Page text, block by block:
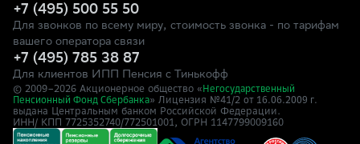
+7 (495) 500 55 50
Для звонков по всему миру, стоимость звонка - по тарифам
вашего оператора связи
+7 (495) 785 38 87
Для клиентов ИПП Пенсия с Тинькофф
© 2009–2026 Акционерное общество « Негосударственный
Пенсионный Фонд Сбербанка» Лицензия №41/2 от 16.06.2009 г.
выдана Центральным банком Российской Федерации.
ИНН/ КПП 7725352740/772501001, ОГРН 1147799009160